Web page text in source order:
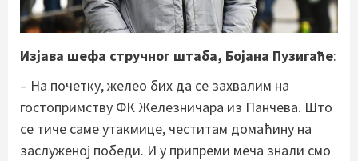
Изјава шефа стручног штаба, Бојана Пузигаће:
– На почетку, желео бих да се захвалим на
гостопримству ФК Железничара из Панчева. Што
се тиче саме утакмице, честитам домаћину на
заслуженој победи. И у припреми меча знали смо